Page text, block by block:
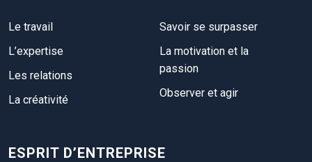
Le travail
L’expertise
Les relations
La créativité
Savoir se surpasser
La motivation et la
passion
Observer et agir
ESPRIT D’ENTREPRISE